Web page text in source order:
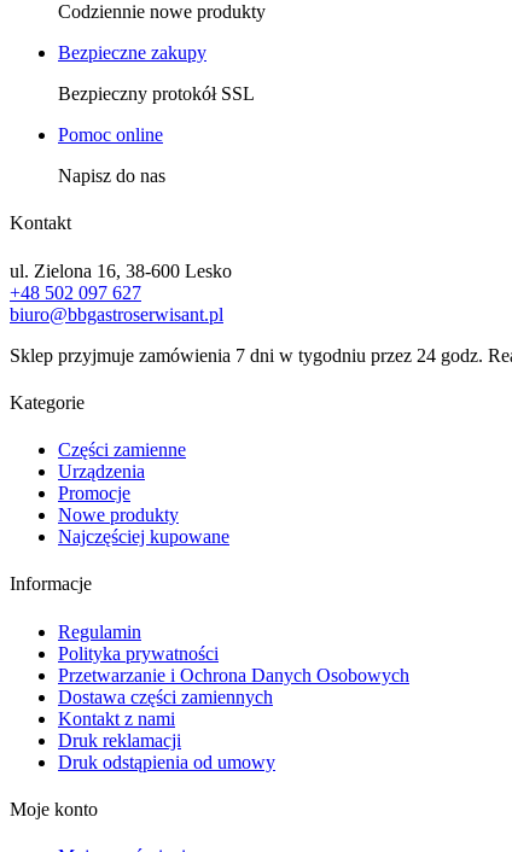
Codziennie nowe produkty
Bezpieczne zakupy
Bezpieczny protokół SSL
Pomoc online
Napisz do nas
Kontakt
ul. Zielona 16, 38-600 Lesko
+48 502 097 627
biuro@bbgastroserwisant.pl
Sklep przyjmuje zamówienia 7 dni w tygodniu przez 24 godz.
Kategorie
Części zamienne
Urządzenia
Promocje
Nowe produkty
Najczęściej kupowane
Informacje
Regulamin
Polityka prywatności
Przetwarzanie i Ochrona Danych Osobowych
Dostawa części zamiennych
Kontakt z nami
Druk reklamacji
Druk odstąpienia od umowy
Moje konto